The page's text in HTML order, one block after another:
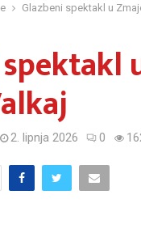
Glazbeni spektakl u
2. lipnja 2026 0